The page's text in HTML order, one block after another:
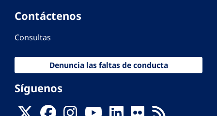
Contáctenos
Consultas
Denuncia las faltas de conducta
Síguenos